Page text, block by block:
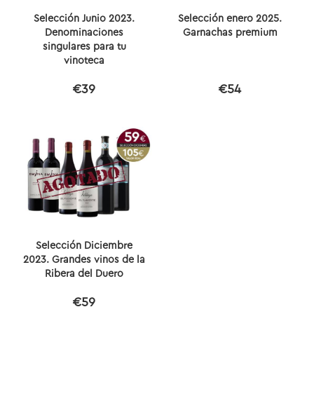
Selección Junio 2023.
Denominaciones
singulares para tu
vinoteca
€39
Selección enero 2025.
Garnachas premium
€54
Selección Diciembre
2023. Grandes vinos de la
Ribera del Duero
€59